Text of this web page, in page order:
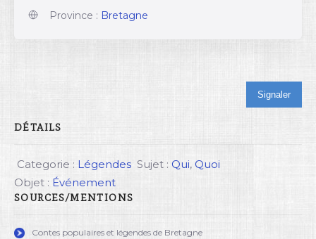
Province : Bretagne
Signaler
DÉTAILS
Categorie : Légendes Sujet : Qui, Quoi
Objet : Événement
SOURCES/MENTIONS
Contes populaires et légendes de Bretagne